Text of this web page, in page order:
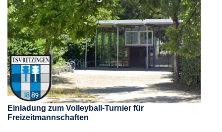
Einladung zum Volleyball-Turnier für
Freizeitmannschaften